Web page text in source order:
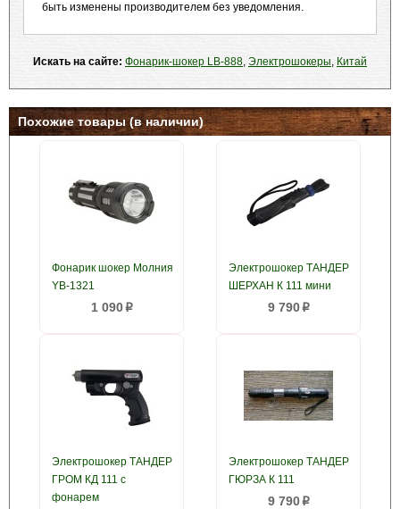
быть изменены производителем без уведомления.
Искать на сайте: Фонарик-шокер LB-888, Электрошокеры, Китай
Похожие товары (в наличии)
Фонарик шокер Молния
YB-1321
1 090p
Электрошокер ТАНДЕР
ШЕРХАН К 111 мини
9 790p
Электрошокер ТАНДЕР
ГРОМ КД 111 с
фонарем
Электрошокер ТАНДЕР
ГЮРЗА К 111
9 790p